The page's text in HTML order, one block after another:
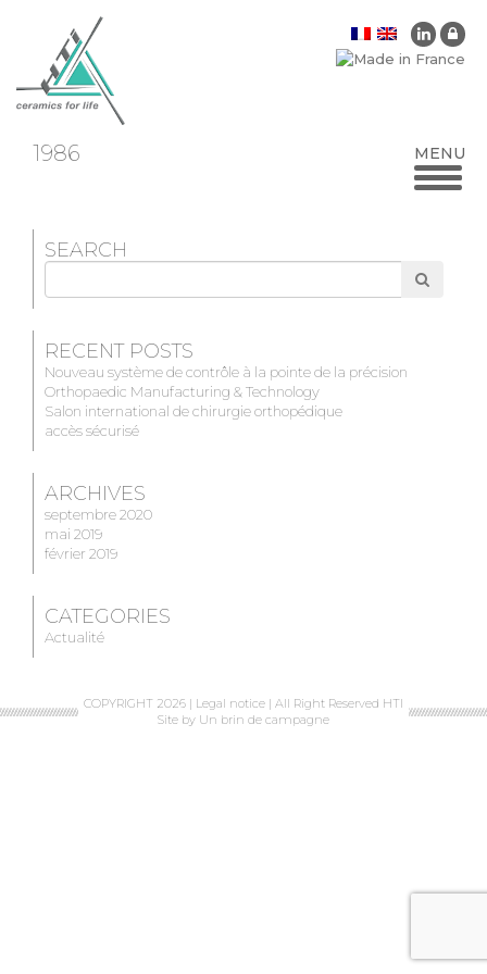
1986
SEARCH
Search
RECENT POSTS
Nouveau système de contrôle à la pointe de la précision
Orthopaedic Manufacturing & Technology
Salon international de chirurgie orthopédique
accès sécurisé
ARCHIVES
septembre 2020
mai 2019
février 2019
CATEGORIES
Actualité
COPYRIGHT 2026 | Legal notice | All Right Reserved HTI
Site by Un brin de campagne